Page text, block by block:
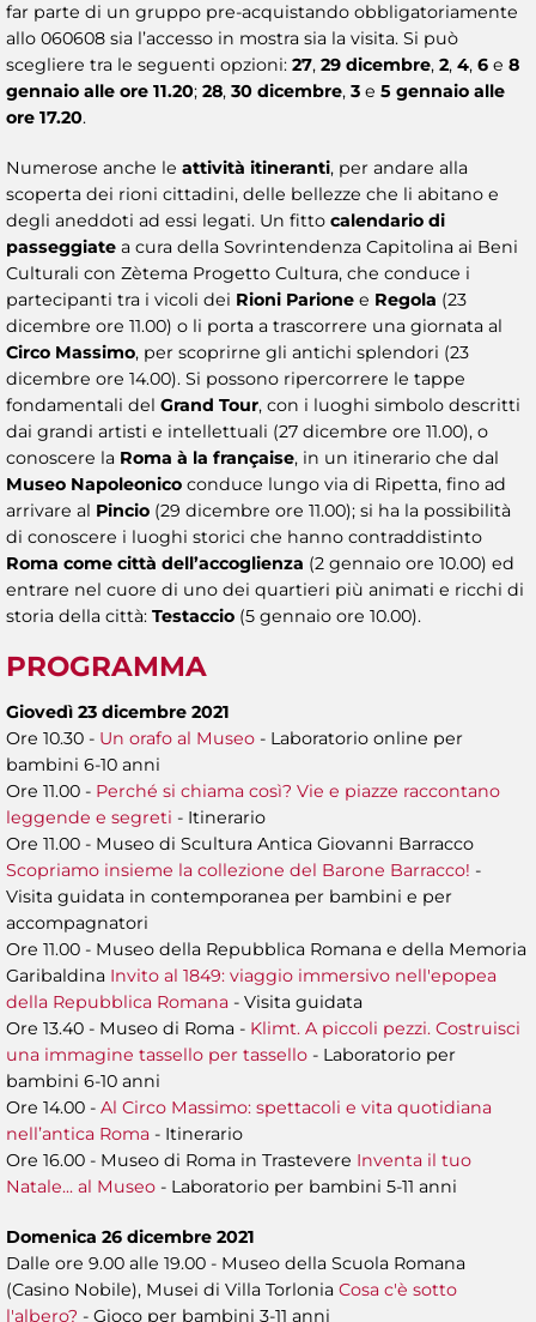
far parte di un gruppo pre-acquistando obbligatoriamente
allo 060608 sia l’accesso in mostra sia la visita. Si può
scegliere tra le seguenti opzioni: 27, 29 dicembre, 2, 4, 6 e 8
gennaio alle ore 11.20; 28, 30 dicembre, 3 e 5 gennaio alle
ore 17.20.
Numerose anche le attività itineranti, per andare alla
scoperta dei rioni cittadini, delle bellezze che li abitano e
degli aneddoti ad essi legati. Un fitto calendario di
passeggiate a cura della Sovrintendenza Capitolina ai Beni
Culturali con Zètema Progetto Cultura, che conduce i
partecipanti tra i vicoli dei Rioni Parione e Regola (23
dicembre ore 11.00) o li porta a trascorrere una giornata al
Circo Massimo, per scoprirne gli antichi splendori (23
dicembre ore 14.00). Si possono ripercorrere le tappe
fondamentali del Grand Tour, con i luoghi simbolo descritti
dai grandi artisti e intellettuali (27 dicembre ore 11.00), o
conoscere la Roma à la française, in un itinerario che dal
Museo Napoleonico conduce lungo via di Ripetta, fino ad
arrivare al Pincio (29 dicembre ore 11.00); si ha la possibilità
di conoscere i luoghi storici che hanno contraddistinto
Roma come città dell’accoglienza (2 gennaio ore 10.00) ed
entrare nel cuore di uno dei quartieri più animati e ricchi di
storia della città: Testaccio (5 gennaio ore 10.00).
PROGRAMMA
Giovedì 23 dicembre 2021
Ore 10.30 - Un orafo al Museo - Laboratorio online per
bambini 6-10 anni
Ore 11.00 - Perché si chiama così? Vie e piazze raccontano
leggende e segreti - Itinerario
Ore 11.00 - Museo di Scultura Antica Giovanni Barracco
Scopriamo insieme la collezione del Barone Barracco! -
Visita guidata in contemporanea per bambini e per
accompagnatori
Ore 11.00 - Museo della Repubblica Romana e della Memoria
Garibaldina Invito al 1849: viaggio immersivo nell'epopea
della Repubblica Romana - Visita guidata
Ore 13.40 - Museo di Roma - Klimt. A piccoli pezzi. Costruisci
una immagine tassello per tassello - Laboratorio per
bambini 6-10 anni
Ore 14.00 - Al Circo Massimo: spettacoli e vita quotidiana
nell’antica Roma - Itinerario
Ore 16.00 - Museo di Roma in Trastevere Inventa il tuo
Natale... al Museo - Laboratorio per bambini 5-11 anni
Domenica 26 dicembre 2021
Dalle ore 9.00 alle 19.00 - Museo della Scuola Romana
(Casino Nobile), Musei di Villa Torlonia Cosa c'è sotto
l'albero? - Gioco per bambini 3-11 anni